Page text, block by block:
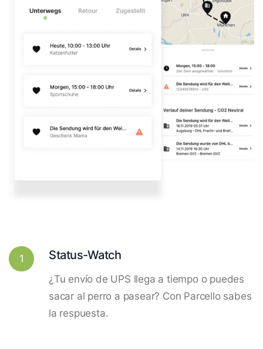
1 Status-Watch
¿Tu envío de UPS llega a tiempo o puedes
sacar al perro a pasear? Con Parcello sabes
la respuesta.